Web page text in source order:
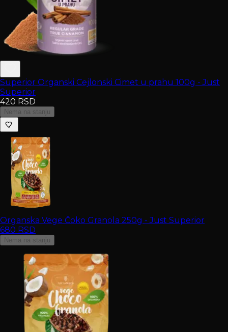
Superior Organski Cejlonski Cimet u prahu 100g - Just
Superior
420 RSD
Nema na stanju
Organska Vege Čoko Granola 250g - Just Superior
680 RSD
Nema na stanju